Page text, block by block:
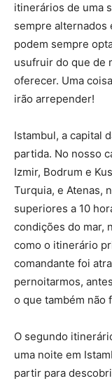
itinerários de uma
sempre alternados
podem sempre
usufruir do que de
oferecer. Uma
irão arrepender!
Istambul, a capital
partida. No nosso
Izmir, Bodrum e
Turquia, e Atenas,
superiores a 10
condições do mar,
como o itinerário
comandante foi
pernoitarmos,
o que também não
O segundo
uma noite em
partir para